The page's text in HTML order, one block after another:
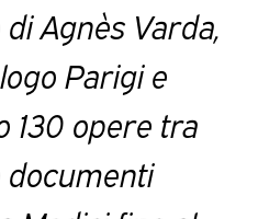
Agnès Varda,
Parigi e
130 opere tra